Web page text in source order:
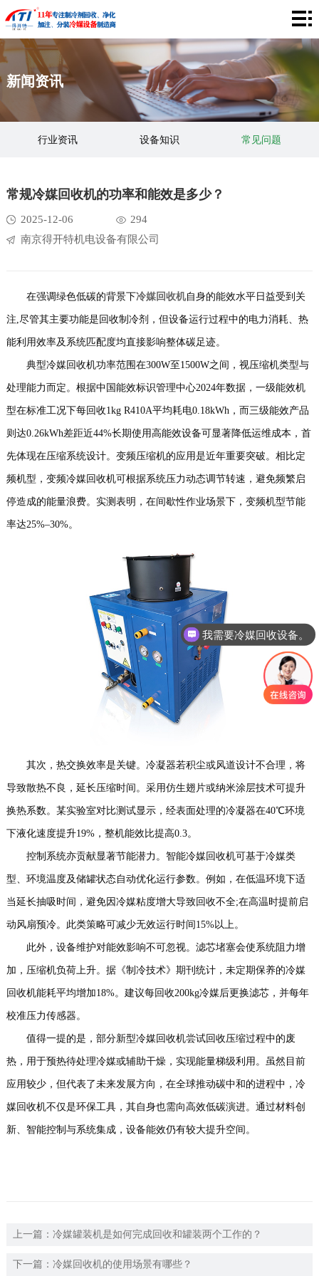
网
站
首
页
关
于
我
产
品
工
域
风
视
频
新
讯
我
新闻资讯
行业资讯 设备知识 常见问题
常规冷媒回收机的功率和能效是多少？
2025-12-06
294
南京得开特机电设备有限公司
在强调绿色低碳的背景下冷媒回收机自身的能效水平日益受到关
注,尽管其主要功能是回收制冷剂，但设备运行过程中的电力消耗、热
能利用效率及系统匹配度均直接影响整体碳足迹。
典型冷媒回收机功率范围在300W至1500W之间，视压缩机类型与
处理能力而定。根据中国能效标识管理中心2024年数据，一级能效机
型在标准工况下每回收1kg R410A平均耗电0.18kWh，而三级能效产品
则达0.26kWh差距近44%长期使用高能效设备可显著降低运维成本，首
先体现在压缩系统设计。变频压缩机的应用是近年重要突破。相比定
频机型，变频冷媒回收机可根据系统压力动态调节转速，避免频繁启
停造成的能量浪费。实测表明，在间歇性作业场景下，变频机型节能
率达25%–30%。
其次，热交换效率是关键。冷凝器若积尘或风道设计不合理，将
导致散热不良，延长压缩时间。采用仿生翅片或纳米涂层技术可提升
换热系数。某实验室对比测试显示，经表面处理的冷凝器在40℃环境
下液化速度提升19%，整机能效比提高0.3。
控制系统亦贡献显著节能潜力。智能冷媒回收机可基于冷媒类
型、环境温度及储罐状态自动优化运行参数。例如，在低温环境下适
当延长抽吸时间，避免因冷媒粘度增大导致回收不全;在高温时提前启
动风扇预冷。此类策略可减少无效运行时间15%以上。
此外，设备维护对能效影响不可忽视。滤芯堵塞会使系统阻力增
加，压缩机负荷上升。据《制冷技术》期刊统计，未定期保养的冷媒
回收机能耗平均增加18%。建议每回收200kg冷媒后更换滤芯，并每年
校准压力传感器。
值得一提的是，部分新型冷媒回收机尝试回收压缩过程中的废
热，用于预热待处理冷媒或辅助干燥，实现能量梯级利用。虽然目前
应用较少，但代表了未来发展方向，在全球推动碳中和的进程中，冷
媒回收机不仅是环保工具，其自身也需向高效低碳演进。通过材料创
新、智能控制与系统集成，设备能效仍有较大提升空间。
上一篇： 冷媒罐装机是如何完成回收和罐装两个工作的？
下一篇： 冷媒回收机的使用场景有哪些？
我需要冷媒回收设备。